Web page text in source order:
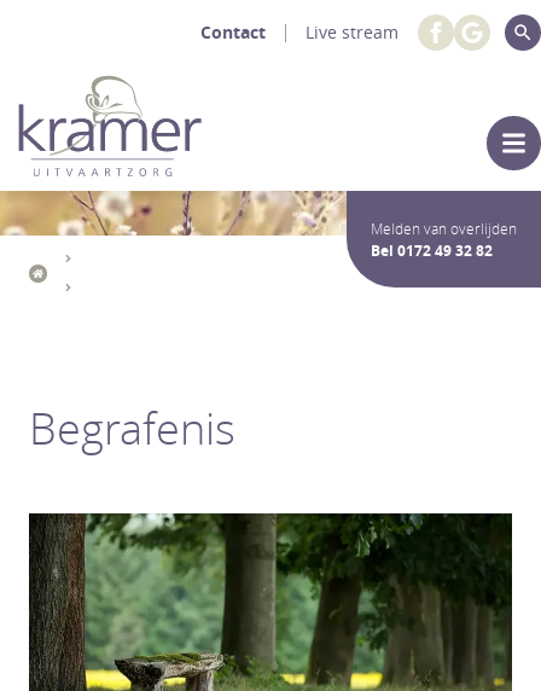
Contact Live stream
Melden van overlijden
Bel 0172 49 32 82
Uitvaartdiensten Crematie / Begrafenis
De Uitvaart
Begrafenis